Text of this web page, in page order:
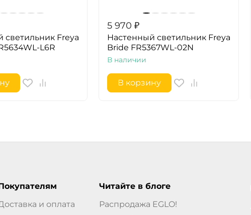
светильник Freya
L6R
5 970 ₽
Настенный светильник Freya
Bride FR5367WL-02N
В наличии
В корзину
и оплата
Читайте в блоге
Распродажа EGLO!